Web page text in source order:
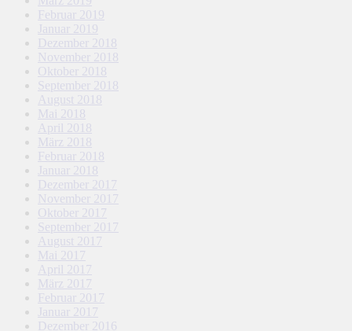
Februar 2019
Januar 2019
Dezember 2018
November 2018
Oktober 2018
September 2018
August 2018
Mai 2018
April 2018
März 2018
Februar 2018
Januar 2018
Dezember 2017
November 2017
Oktober 2017
September 2017
August 2017
Mai 2017
April 2017
März 2017
Februar 2017
Januar 2017
Dezember 2016